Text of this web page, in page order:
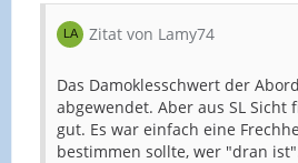
Zitat von Lamy74
Das Damoklesschwert der
abgewendet. Aber aus SL Sicht
gut. Es war einfach eine
bestimmen sollte, wer "dran